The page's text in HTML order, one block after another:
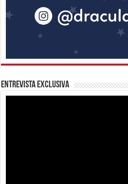
Entrevista Exclusiva